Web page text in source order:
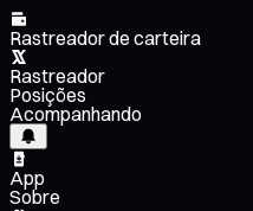
Rastreador de carteira
Rastreador
Posições
Acompanhando
App
Sobre